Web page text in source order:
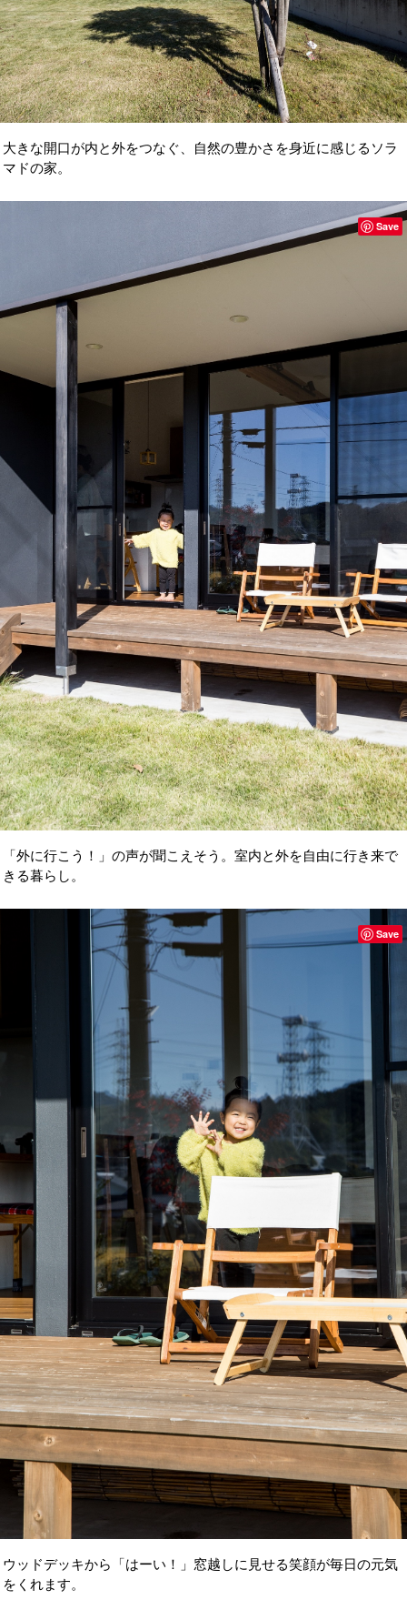
大きな開口が内と外をつなぐ、自然の豊かさを身近に感じるソラ
マドの家。
「外に行こう！」の声が聞こえそう。室内と外を自由に行き来で
きる暮らし。
Save
ウッドデッキから「はーい！」窓越しに見せる笑顔が毎日の元気
をくれます。
Save